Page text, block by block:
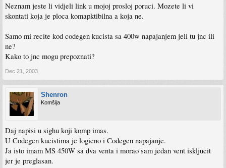
Neznam jeste li vidjeli link u mojoj prosloj poruci. Mozete li vi
skontati koja je ploca komapktibilna a koja ne.
Samo mi recite kod codegen kucista sa 400w napajanjem jeli tu jnc ili
ne?
Kako to jnc mogu prepoznati?
Dec 21, 2003
Shenron
Komšija
Daj napisi u sighu koji komp imas.
U Codegen kucistima je logicno i Codegen napajanje.
Ja isto imam MS 450W sa dva venta i morao sam jedan vent iskljucit
jer je preglasan.